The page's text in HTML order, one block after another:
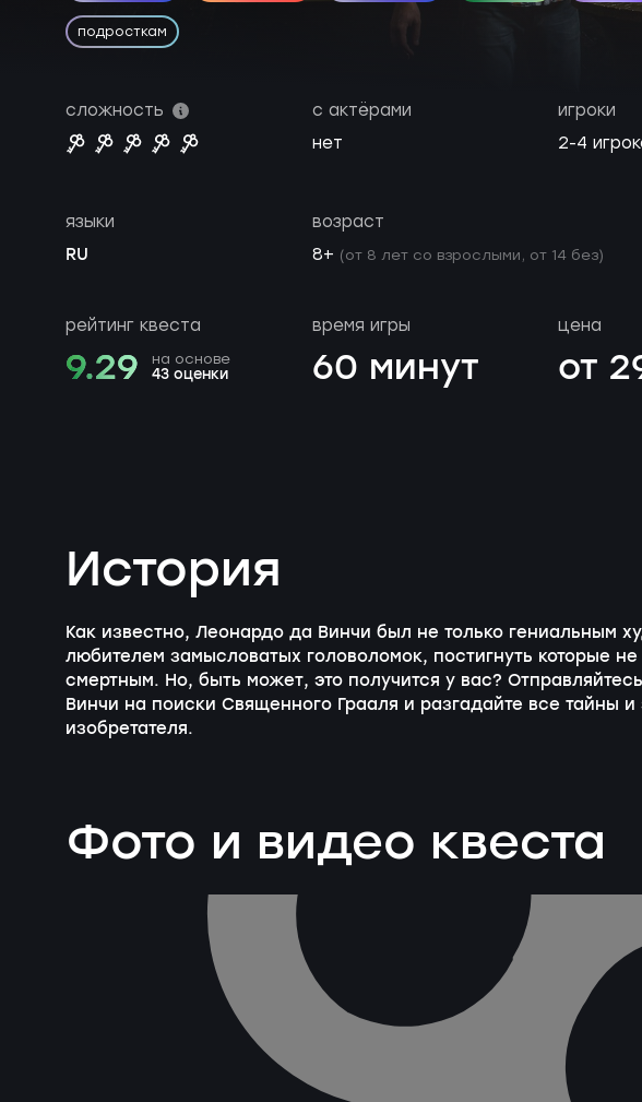
подросткам
сложность
с актёрами
нет
игроки
2-4
языки
RU
возраст
8+ (от 8 лет со взрослыми, от 14 без)
рейтинг квеста
9.29 на основе
43 оценки
время игры
60 минут
цена
от
История
Как известно, Леонардо да Винчи был не только гениальным
любителем замысловатых головоломок, постигнуть которые
смертным. Но, быть может, это получится у вас?
Винчи на поиски Священного Грааля и разгадайте все тайны и
изобретателя.
Фото и видео квеста